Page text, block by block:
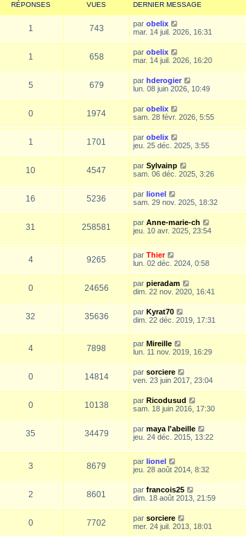
RÉPONSES VUES DERNIER MESSAGE
1 743 par obelix
mar. 14 juil. 2026, 16:31
1 658 par obelix
mar. 14 juil. 2026, 16:20
5 679 par hderogier
lun. 08 juin 2026, 10:49
0 1974 par obelix
sam. 28 févr. 2026, 5:55
1 1701 par obelix
jeu. 25 déc. 2025, 3:55
10 4547 par Sylvainp
sam. 06 déc. 2025, 3:26
16 5236 par lionel
sam. 29 nov. 2025, 18:32
31 258581 par Anne-marie-ch
jeu. 10 avr. 2025, 23:54
4 9265 par Thier
lun. 02 déc. 2024, 0:58
0 24656 par pieradam
dim. 22 nov. 2020, 16:41
32 35636 par Kyrat70
dim. 22 déc. 2019, 17:31
4 7898 par Mireille
lun. 11 nov. 2019, 16:29
0 14814 par sorciere
ven. 23 juin 2017, 23:04
0 10138 par Ricodusud
sam. 18 juin 2016, 17:30
35 34479 par maya l'abeille
jeu. 24 déc. 2015, 13:22
3 8679 par lionel
jeu. 28 août 2014, 8:32
2 8601 par francois25
dim. 18 août 2013, 21:59
0 7702 par sorciere
mer. 24 juil. 2013, 18:01